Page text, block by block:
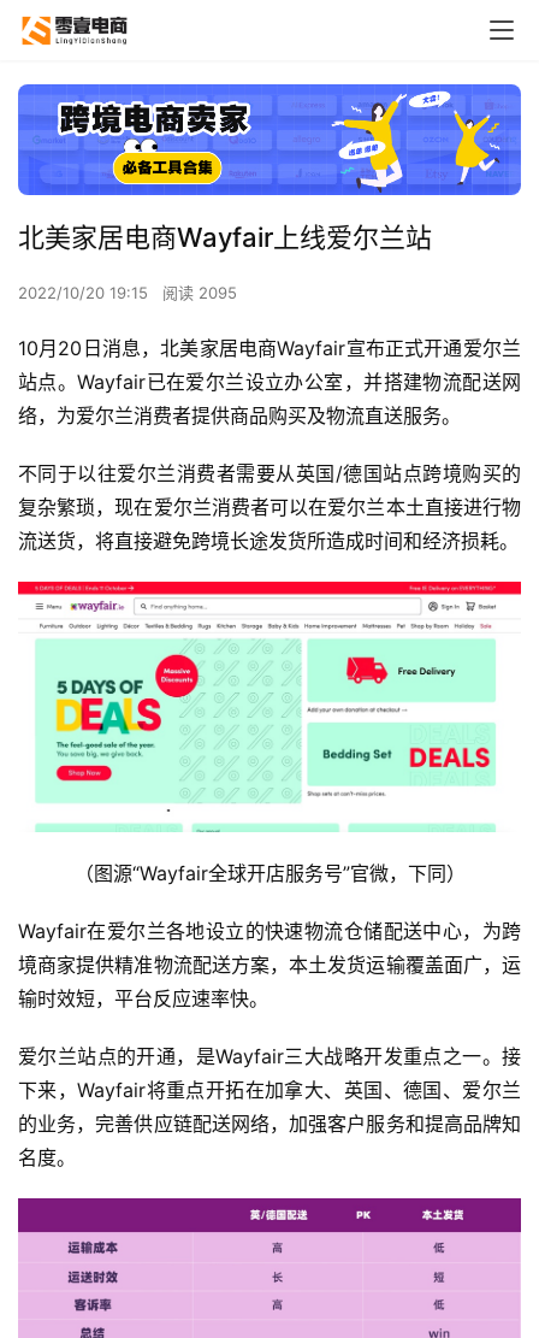
北美家居电商Wayfair上线爱尔兰站
2022/10/20 19:15 阅读 2095
10月20日消息，北美家居电商Wayfair宣布正式开通爱尔兰
站点。Wayfair已在爱尔兰设立办公室，并搭建物流配送网
络，为爱尔兰消费者提供商品购买及物流直送服务。
不同于以往爱尔兰消费者需要从英国/德国站点跨境购买的
复杂繁琐，现在爱尔兰消费者可以在爱尔兰本土直接进行物
流送货，将直接避免跨境长途发货所造成时间和经济损耗。
（图源“Wayfair全球开店服务号”官微，下同）
Wayfair在爱尔兰各地设立的快速物流仓储配送中心，为跨
境商家提供精准物流配送方案，本土发货运输覆盖面广，运
输时效短，平台反应速率快。
爱尔兰站点的开通，是Wayfair三大战略开发重点之一。接
下来，Wayfair将重点开拓在加拿大、英国、德国、爱尔兰
的业务，完善供应链配送网络，加强客户服务和提高品牌知
名度。